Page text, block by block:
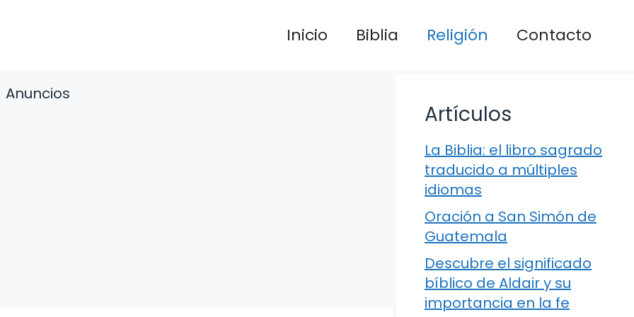
Inicio Biblia Religión Contacto
Anuncios
Artículos
La Biblia: el libro sagrado
traducido a múltiples
idiomas
Oración a San Simón de
Guatemala
Descubre el significado
bíblico de Aldair y su
importancia en la fe